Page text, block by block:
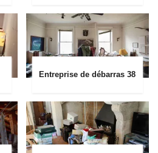
Entreprise de débarras 38